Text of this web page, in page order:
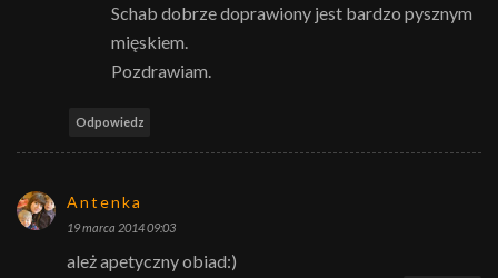
Schab dobrze doprawiony jest bardzo pysznym
mięskiem.
Pozdrawiam.
Odpowiedz
Antenka
19 marca 2014 09:03
ależ apetyczny obiad:)